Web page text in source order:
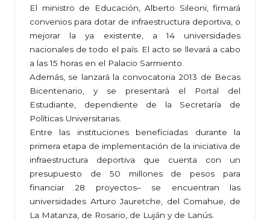
El ministro de Educación, Alberto Sileoni, firmará
convenios para dotar de infraestructura deportiva, o
mejorar la ya existente, a 14 universidades
nacionales de todo el país. El acto se llevará a cabo
a las 15 horas en el Palacio Sarmiento.
Además, se lanzará la convocatoria 2013 de Becas
Bicentenario, y se presentará el Portal del
Estudiante, dependiente de la Secretaría de
Políticas Universitarias.
Entre las instituciones beneficiadas durante la
primera etapa de implementación de la iniciativa de
infraestructura deportiva que cuenta con un
presupuesto de 50 millones de pesos para
financiar 28 proyectos– se encuentran las
universidades Arturo Jauretche, del Comahue, de
La Matanza, de Rosario, de Luján y de Lanús.